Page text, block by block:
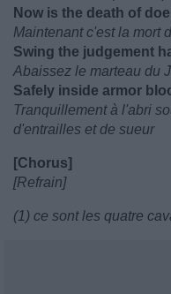
Now is the death of
Maintenant c'est la mort
Swing the judgement
Abaissez le marteau du
Safely inside armor
Tranquillement à l'abri
d'entrailles et de sueur
[Chorus]
[Refrain]
(1) ce sont les quatre